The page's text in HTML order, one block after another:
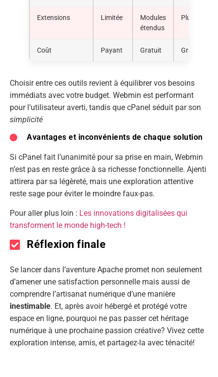
Extensions Limitée
Modules
étendus
Pluguable
Coût Payant Gratuit Gratuit
Choisir entre ces outils revient à équilibrer vos besoins
immédiats avec votre budget. Webmin est performant
pour l’utilisateur averti, tandis que cPanel séduit par son
simplicité
Avantages et inconvénients de chaque solution
Si cPanel fait l’unanimité pour sa prise en main, Webmin
n’est pas en reste grâce à sa richesse fonctionnelle. Ajenti
attirera par sa légèreté, mais une exploration attentive
reste sage pour éviter le moindre faux-pas.
Pour aller plus loin : Les innovations digitalisées qui
transforment le monde high-tech !
Réflexion finale
Se lancer dans l’aventure Apache promet non seulement
d’amener une satisfaction personnelle mais aussi de
comprendre l’artisanat numérique d’une manière
inestimable. Et, après avoir hébergé et protégé votre
espace en ligne, pourquoi ne pas passer cet héritage
numérique à une prochaine passion créative? Vivez cette
exploration intense, amis, et partagez-la avec ténacité!